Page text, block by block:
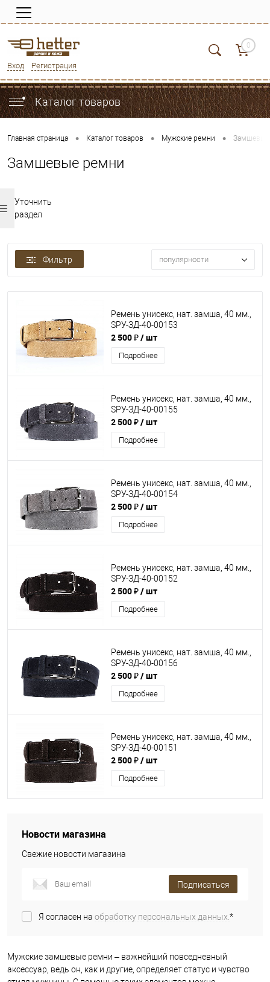
Вход Регистрация
0
Каталог товаров
Главная страница • Каталог товаров • Мужские ремни •
Замшевые ремни
Уточнить
раздел
Фильтр популярности
Ремень унисекс, нат. замша, 40 мм.,
SРУ-ЗД-40-00153
2 500 ₽/ шт
Подробнее
Ремень унисекс, нат. замша, 40 мм.,
SРУ-ЗД-40-00155
2 500 ₽/ шт
Подробнее
Ремень унисекс, нат. замша, 40 мм.,
SРУ-ЗД-40-00154
2 500 ₽/ шт
Подробнее
Ремень унисекс, нат. замша, 40 мм.,
SРУ-ЗД-40-00152
2 500 ₽/ шт
Подробнее
Ремень унисекс, нат. замша, 40 мм.,
SРУ-ЗД-40-00156
2 500 ₽/ шт
Подробнее
Ремень унисекс, нат. замша, 40 мм.,
SРУ-ЗД-40-00151
2 500 ₽/ шт
Подробнее
Новости магазина
Свежие новости магазина
Подписаться
Я согласен на обработку персональных данных.*
Мужские замшевые ремни – важнейший повседневный
аксессуар, ведь он, как и другие, определяет статус и чувство